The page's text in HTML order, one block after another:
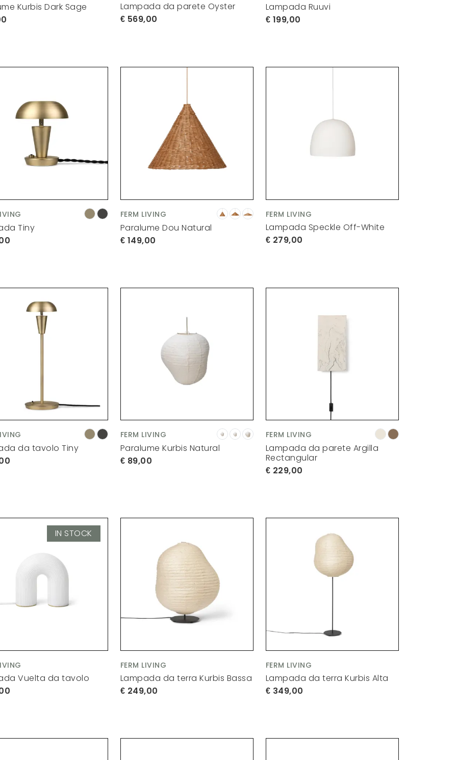
Kurbis Dark Sage
Lampada da parete Oyster
569,00
Lampada Ruuvi
199,00
Tiny
FERM LIVING
Paralume Dou Natural
149,00
FERM LIVING
Lampada Speckle Off-White
279,00
da tavolo Tiny
FERM LIVING
Paralume Kurbis Natural
89,00
FERM LIVING
Lampada da parete Argilla
Rectangular
229,00
Vuelta da tavolo
IN STOCK
FERM LIVING
Lampada da terra Kurbis Bassa
249,00
FERM LIVING
Lampada da terra Kurbis Alta
349,00